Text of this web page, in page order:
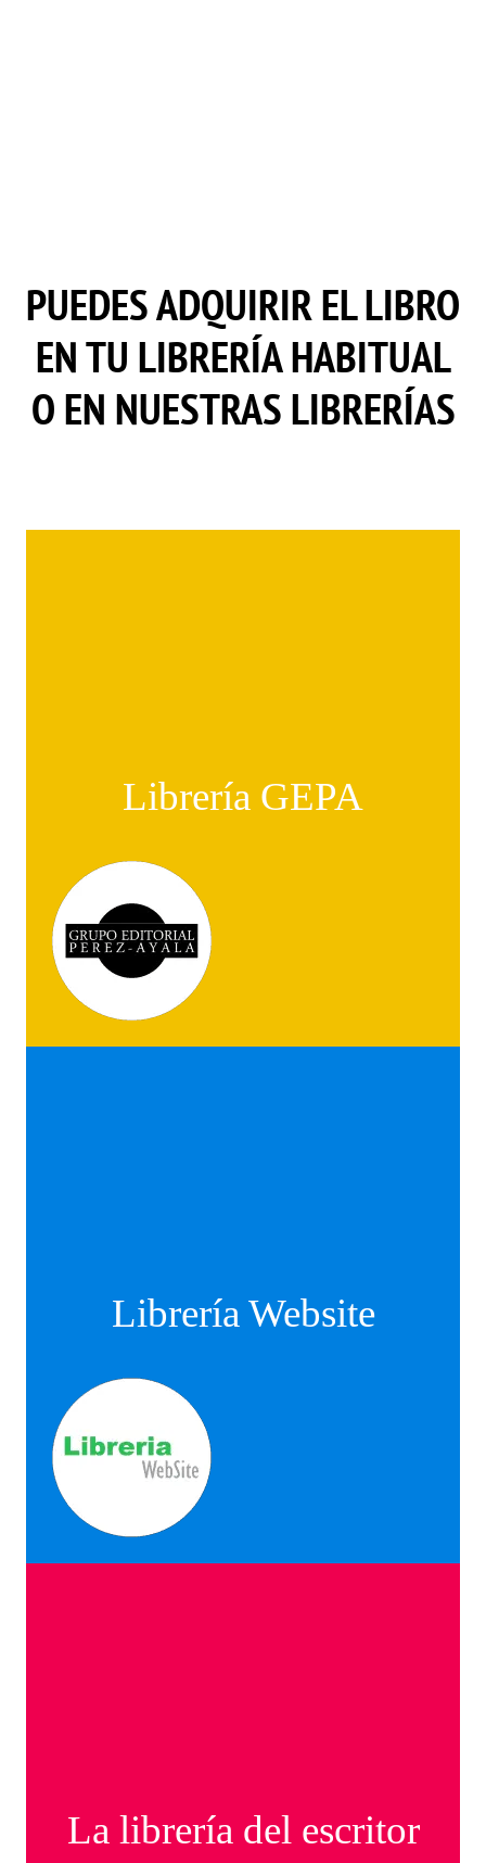
PUEDES ADQUIRIR EL LIBRO
EN TU LIBRERÍA HABITUAL
O EN NUESTRAS LIBRERÍAS
Librería GEPA
Librería Website
La librería del escritor